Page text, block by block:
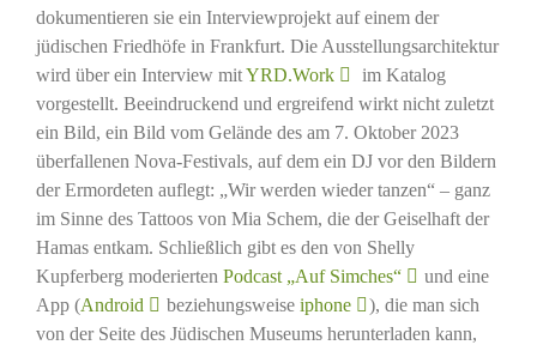
dokumentieren sie ein Interviewprojekt auf einem der
jüdischen Friedhöfe in Frankfurt. Die Ausstellungsarchitektur
wird über ein Interview mitYRD.Work
im Katalog
vorgestellt. Beeindruckend und ergreifend wirkt nicht zuletzt
ein Bild, ein Bild vom Gelände des am 7. Oktober 2023
überfallenen Nova-Festivals, auf dem ein DJ vor den Bildern
der Ermordeten auflegt: „Wir werden wieder tanzen“ – ganz
im Sinne des Tattoos von Mia Schem, die der Geiselhaft der
Hamas entkam. Schließlich gibt es den von Shelly
Kupferberg moderierten Podcast „Auf Simches“
und eine
App (Android beziehungsweise iphone
), die man sich
von der Seite des Jüdischen Museums herunterladen kann,